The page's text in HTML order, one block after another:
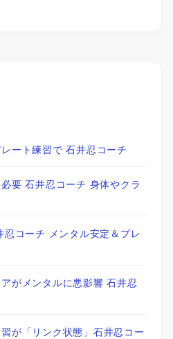
ート練習で 石井忍コーチ
要 石井忍コーチ 身体やクラ
忍コーチ メンタル安定＆プレ
がメンタルに悪影響 石井忍
が「リンク状態」石井忍コー